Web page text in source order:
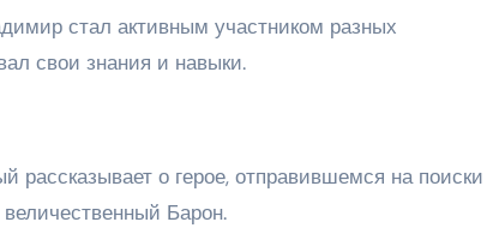
стал активным участником разных
свои знания и навыки.
о герое, отправившемся на поиски
Барон.